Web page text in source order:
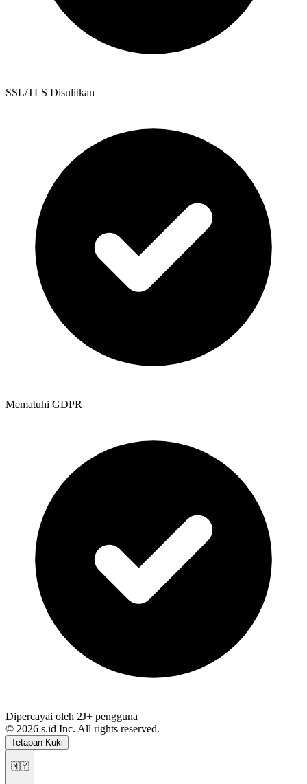
SSL/TLS Disulitkan
Mematuhi GDPR
Dipercayai oleh 2J+ pengguna
© 2026 s.id Inc. All rights reserved.
Tetapan Kuki
🇲🇾